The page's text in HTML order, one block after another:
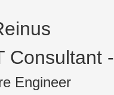
Consultant -
Engineer